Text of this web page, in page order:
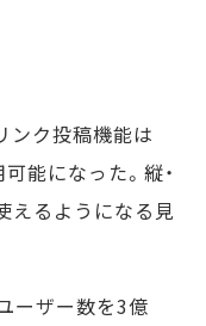
ンク投稿機能は
能になった。縦・
えるようになる見
ーザー数を3億